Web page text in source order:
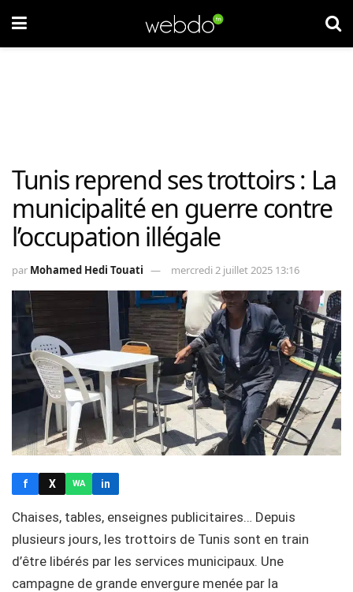
Tunis reprend ses trottoirs : La
municipalité en guerre contre
l’occupation illégale
par Mohamed Hedi Touati mercredi 2 juillet 2025 13:16
f X WA in
Chaises, tables, enseignes publicitaires… Depuis
plusieurs jours, les trottoirs de Tunis sont en train
d’être libérés par les services municipaux. Une
campagne de grande envergure menée par la